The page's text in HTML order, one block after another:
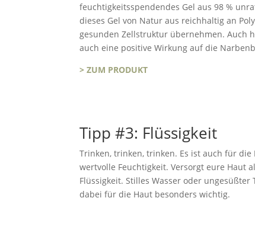
feuchtigkeitsspendendes Gel aus 98 %
dieses Gel von Natur aus reichhaltig an
gesunden Zellstruktur übernehmen. Auch
auch eine positive Wirkung auf die
> ZUM PRODUKT
Tipp #3: Flüssigkeit
Trinken, trinken, trinken. Es ist auch für
wertvolle Feuchtigkeit. Versorgt eure Haut
Flüssigkeit. Stilles Wasser oder
dabei für die Haut besonders wichtig.